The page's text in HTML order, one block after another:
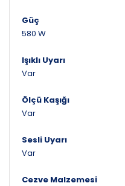
Güç
580 W
Işıklı Uyarı
Var
Ölçü Kaşığı
Var
Sesli Uyarı
Var
Cezve Malzemesi